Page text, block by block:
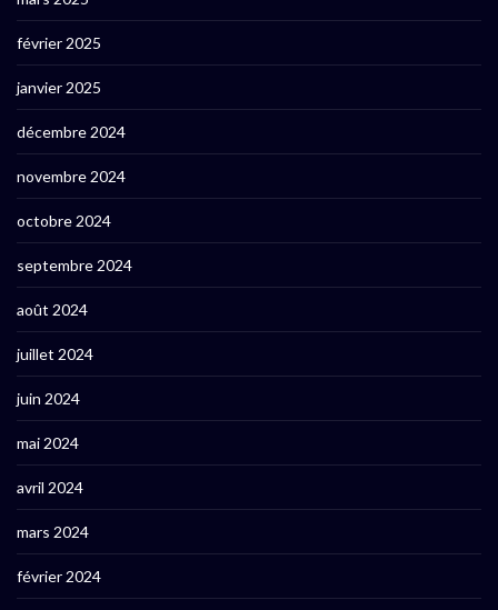
février 2025
janvier 2025
décembre 2024
novembre 2024
octobre 2024
septembre 2024
août 2024
juillet 2024
juin 2024
mai 2024
avril 2024
mars 2024
février 2024